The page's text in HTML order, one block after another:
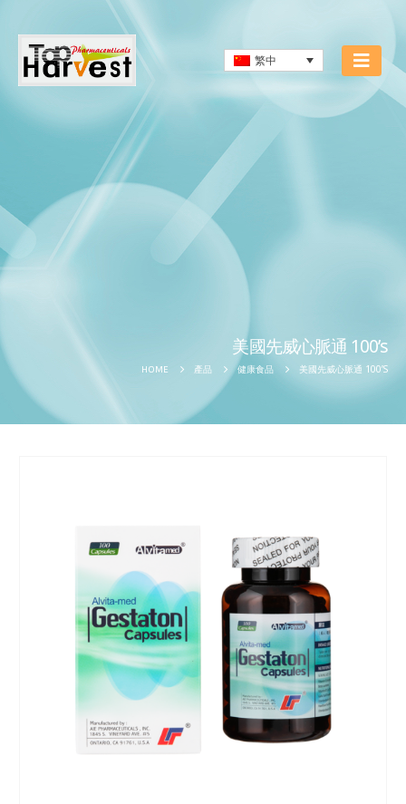
繁中
美國先威心脈通 100’s
HOME 產品 健康食品 美國先威心脈通 100’S